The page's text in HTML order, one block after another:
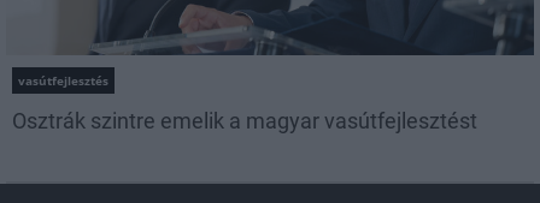
vasútfejlesztés
Osztrák szintre emelik a magyar vasútfejlesztést